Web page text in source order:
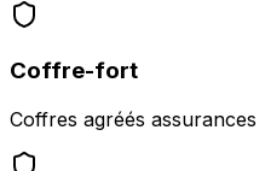
Coffre-fort
Coffres agréés assurances